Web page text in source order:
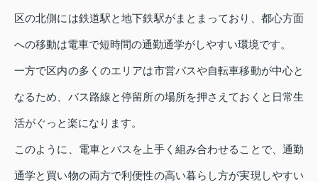
区の北側には鉄道駅と地下鉄駅がまとまっており、都心方面
への移動は電車で短時間の通勤通学がしやすい環境です。
一方で区内の多くのエリアは市営バスや自転車移動が中心と
なるため、バス路線と停留所の場所を押さえておくと日常生
活がぐっと楽になります。
このように、電車とバスを上手く組み合わせることで、通勤
通学と買い物の両方で利便性の高い暮らし方が実現しやすい